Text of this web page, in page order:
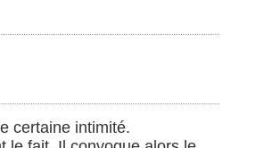
certaine intimité.